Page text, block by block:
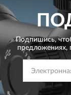
Подпишись,
предложениях,